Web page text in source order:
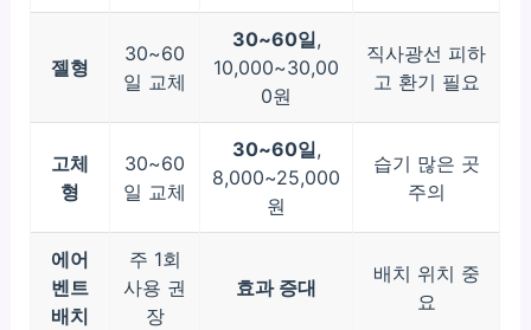
젤형
30~60
일 교체
30~60일,
10,000~30,00
0원
직사광선 피하
고 환기 필요
고체
형
30~60
일 교체
30~60일,
8,000~25,000
원
습기 많은 곳
주의
에어
벤트
배치
주 1회
사용 권
장
효과 증대
배치 위치 중
요